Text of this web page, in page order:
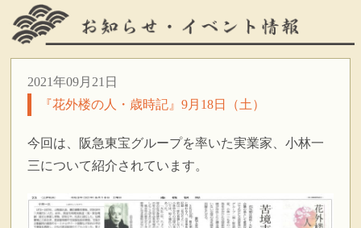
2021年09月21日
『花外楼の人・歳時記』9月18日（土）
今回は、阪急東宝グループを率いた実業家、小林一
三について紹介されています。